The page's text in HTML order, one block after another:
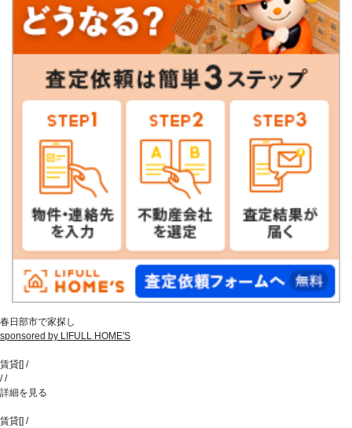
春日部市で家探し
sponsored by LIFULL HOME'S
賃貸[] /
//
詳細を見る
賃貸[] /